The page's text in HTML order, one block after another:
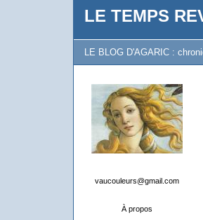
LE TEMPS
LE BLOG D'AGARIC :
vaucouleurs@gmail.com
À propos